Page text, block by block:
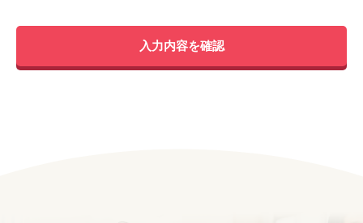
入力内容を確認